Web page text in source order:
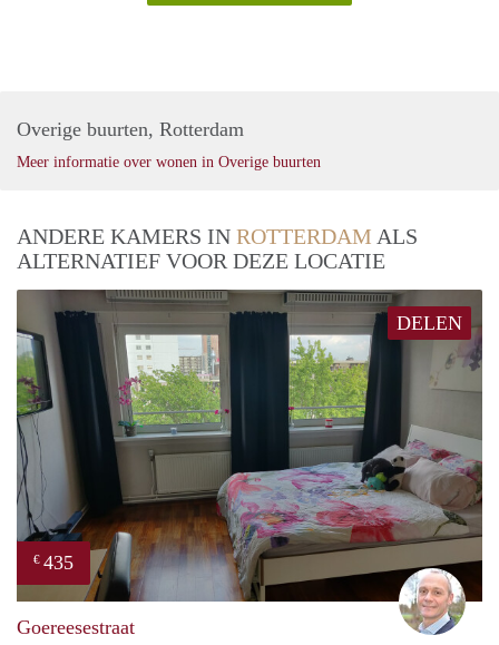
Overige buurten, Rotterdam
Meer informatie over wonen in Overige buurten
ANDERE KAMERS IN ROTTERDAM ALS
ALTERNATIEF VOOR DEZE LOCATIE
DELEN
€ 435
Goereesestraat